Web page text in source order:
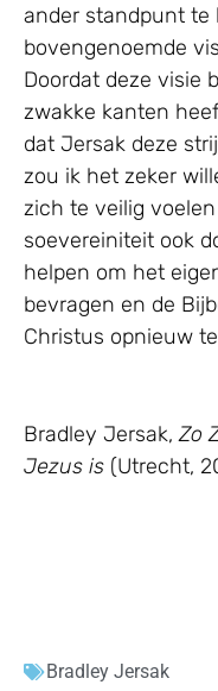
ander standpunt te
bovengenoemde
Doordat deze visie
zwakke kanten
dat Jersak deze
zou ik het zeker
zich te veilig
soevereiniteit ook
helpen om het
bevragen en de
Christus opnieuw
Bradley Jersak,Zo
Jezus is (Utrecht,
Bradley Jersak